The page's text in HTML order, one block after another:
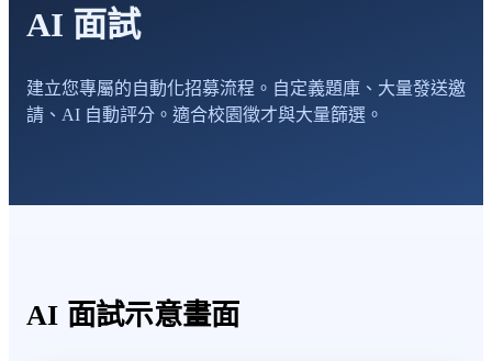
AI 面試
建立您專屬的自動化招募流程。自定義題庫、大量發送邀
請、AI 自動評分。適合校園徵才與大量篩選。
AI 面試示意畫面